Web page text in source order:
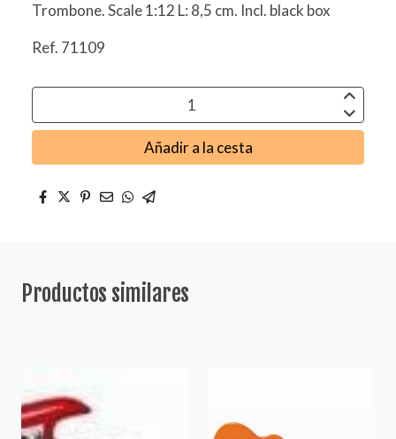
Trombone. Scale 1:12 L: 8,5 cm. Incl. black box
Ref. 71109
Añadir a la cesta
Productos similares